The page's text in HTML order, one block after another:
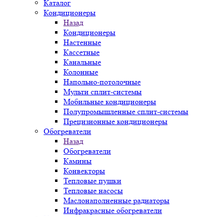
Каталог
Кондиционеры
Назад
Кондиционеры
Настенные
Кассетные
Канальные
Колонные
Напольно-потолочные
Мульти сплит-системы
Мобильные кондиционеры
Полупромышленные сплит-системы
Прецизионные кондиционеры
Обогреватели
Назад
Обогреватели
Камины
Конвекторы
Тепловые пушки
Тепловые насосы
Маслонаполненные радиаторы
Инфракрасные обогреватели